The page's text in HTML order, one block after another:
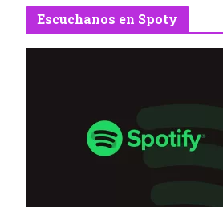
Escuchanos en Spoty